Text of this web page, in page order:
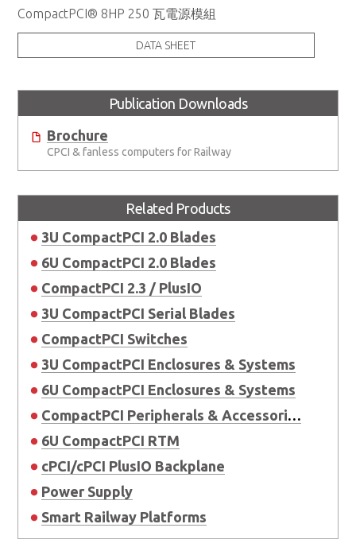
CompactPCI® 8HP 250 瓦電源模組
DATA SHEET
Publication Downloads
Brochure
CPCI & fanless computers for Railway
Related Products
3U CompactPCI 2.0 Blades
6U CompactPCI 2.0 Blades
CompactPCI 2.3 / PlusIO
3U CompactPCI Serial Blades
CompactPCI Switches
3U CompactPCI Enclosures & Systems
6U CompactPCI Enclosures & Systems
CompactPCI Peripherals & Accessories
6U CompactPCI RTM
cPCI/cPCI PlusIO Backplane
Power Supply
Smart Railway Platforms